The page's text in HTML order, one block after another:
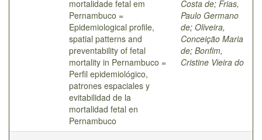
mortalidade fetal em
Pernambuco =
Epidemiological profile,
spatial patterns and
preventability of fetal
mortality in Pernambuco =
Perfil epidemiológico,
patrones espaciales y
evitabilidad de la
mortalidad fetal en
Pernambuco
Costa de; Frias,
Paulo Germano
de; Oliveira,
Conceição Maria
de; Bonfim,
Cristine Vieira do